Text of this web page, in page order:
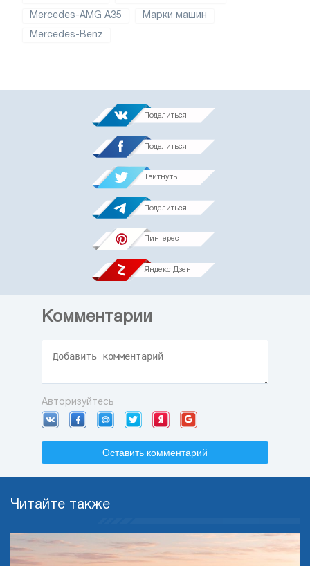
Mercedes-AMG A35 Марки машин
Mercedes-Benz
Поделиться
Поделиться
Твитнуть
Поделиться
Пинтерест
Яндекс.Дзен
Комментарии
Авторизуйтесь
Оставить комментарий
Читайте также